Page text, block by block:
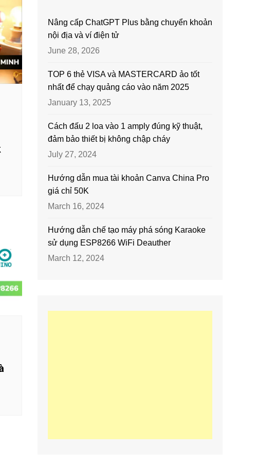
Nâng cấp ChatGPT Plus bằng chuyển khoản
nội địa và ví điện tử
June 28, 2026
TOP 6 thẻ VISA và MASTERCARD ảo tốt
nhất để chạy quảng cáo vào năm 2025
January 13, 2025
Cách đấu 2 loa vào 1 amply đúng kỹ thuật,
đảm bảo thiết bị không chập cháy
July 27, 2024
Hướng dẫn mua tài khoản Canva China Pro
giá chỉ 50K
March 16, 2024
Hướng dẫn chế tạo máy phá sóng Karaoke
sử dụng ESP8266 WiFi Deauther
March 12, 2024